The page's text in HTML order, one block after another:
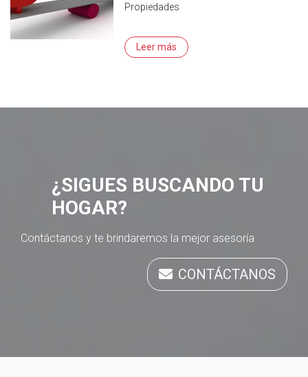
Propiedades
Leer más
¿SIGUES BUSCANDO TU
HOGAR?
Contáctanos y te brindaremos la mejor asesoría
CONTÁCTANOS